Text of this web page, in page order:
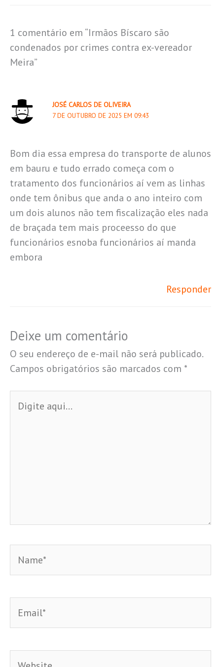
1 comentário em “Irmãos Bíscaro são
condenados por crimes contra ex-vereador
Meira”
JOSÉ CARLOS DE OLIVEIRA
7 DE OUTUBRO DE 2025 EM 09:43
Bom dia essa empresa do transporte de alunos
em bauru e tudo errado começa com o
tratamento dos funcionários aí vem as linhas
onde tem ônibus que anda o ano inteiro com
um dois alunos não tem fiscalização eles nada
de braçada tem mais proceesso do que
funcionários esnoba funcionários aí manda
embora
Responder
Deixe um comentário
O seu endereço de e-mail não será publicado.
Campos obrigatórios são marcados com *
aqui...